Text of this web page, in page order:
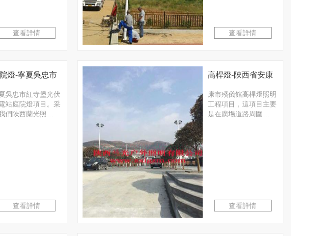
查看詳情 查看詳情
燈-寧夏吳忠市
堡光伏發電站
燈項目
吳忠市紅寺堡光伏
站庭院燈項目。采
們陜西蘭光照…
查看詳情
高桿燈-陜西省安康
市殯儀館路燈照明
工程項目
康市殯儀館高桿燈照明
工程項目，這項目主要
是在廣場道路周圍…
查看詳情